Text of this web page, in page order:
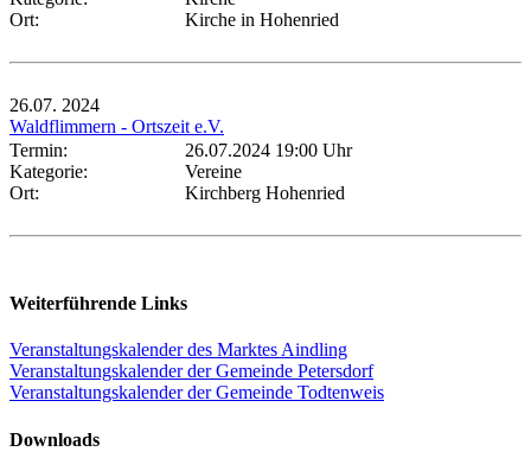
Ort:
Kirche in Hohenried
26.07. 2024
Waldflimmern - Ortszeit e.V.
Termin:
26.07.2024 19:00 Uhr
Kategorie:
Vereine
Ort:
Kirchberg Hohenried
Weiterführende Links
Veranstaltungskalender des Marktes Aindling
Veranstaltungskalender der Gemeinde Petersdorf
Veranstaltungskalender der Gemeinde Todtenweis
Downloads